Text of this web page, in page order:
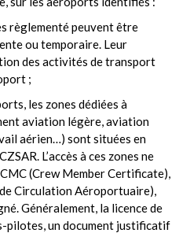
règlementé peuvent être
ou temporaire. Leur
des activités de transport
;
les zones dédiées à
aviation légère, aviation
aérien…) sont situées en
L’accès à ces zones ne
(Crew Member Certificate),
Circulation Aéroportuaire),
Généralement, la licence de
pilotes, un document justificatif